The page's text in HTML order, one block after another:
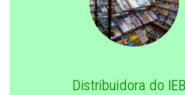
Distribuidora do